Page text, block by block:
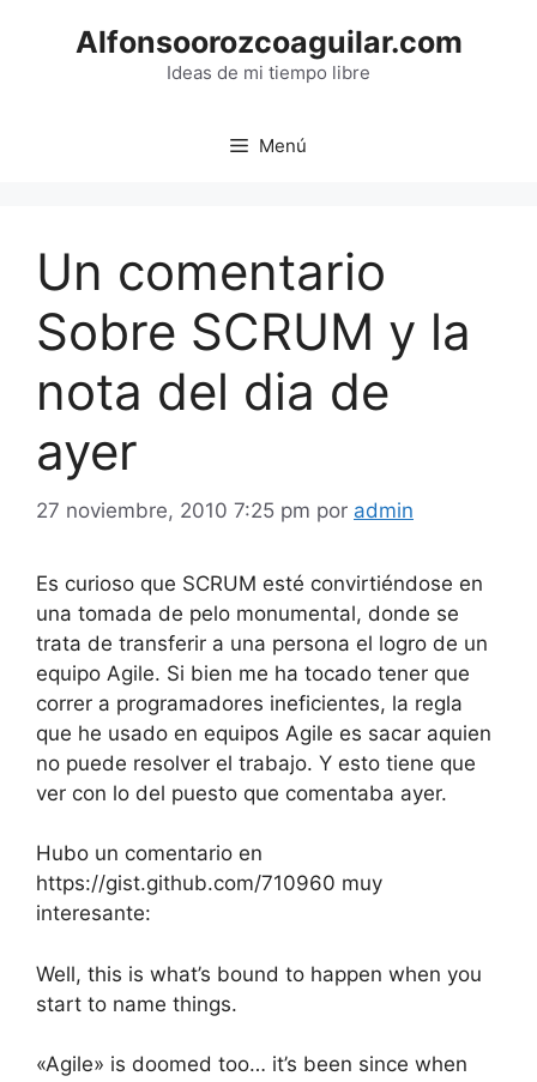
Alfonsoorozcoaguilar.com
Ideas de mi tiempo libre
Menú
Un comentario
Sobre SCRUM y la
nota del dia de
ayer
27 noviembre, 2010 7:25 pm por admin
Es curioso que SCRUM esté convirtiéndose en
una tomada de pelo monumental, donde se
trata de transferir a una persona el logro de un
equipo Agile. Si bien me ha tocado tener que
correr a programadores ineficientes, la regla
que he usado en equipos Agile es sacar aquien
no puede resolver el trabajo. Y esto tiene que
ver con lo del puesto que comentaba ayer.
Hubo un comentario en
https://gist.github.com/710960 muy
interesante:
Well, this is what’s bound to happen when you
start to name things.
«Agile» is doomed too… it’s been since when